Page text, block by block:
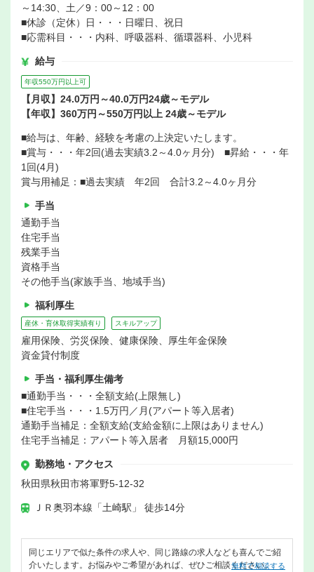
～14:30、土／9：00～12：00
■休診（定休）日・・・日曜日、祝日
■応需科目・・・内科、呼吸器科、循環器科、小児科
給与
年収550万円以上可
【月収】24.0万円～40.0万円24歳～モデル
【年収】360万円～550万円以上 24歳～モデル
■給与は、年齢、経験を考慮の上決定いたします。
■賞与・・・年2回(過去実績3.2～4.0ヶ月分) ■昇給・・・年
1回(4月)
賞与用補足：■過去実績 年2回 合計3.2～4.0ヶ月分
手当
通勤手当
住宅手当
残業手当
資格手当
その他手当(家族手当、地域手当)
福利厚生
産休・育休取得実績有り スキルアップ
雇用保険、労災保険、健康保険、厚生年金保険
資金貸付制度
手当・福利厚生備考
■通勤手当・・・全額支給(上限無し)
■住宅手当・・・1.5万円／月(アパート等入居者)
通勤手当補足：全額支給(支給金額に上限はありません)
住宅手当補足：アパート等入居者 月額15,000円
勤務地・アクセス
秋田県秋田市将軍野5-12-32
ＪＲ奥羽本線「土崎駅」 徒歩14分
同じエリアで似た条件の求人や、同じ路線の求人なども喜んでご紹
介いたします。お悩みやご希望があれば、ぜひご相談ください。
無料で相談する